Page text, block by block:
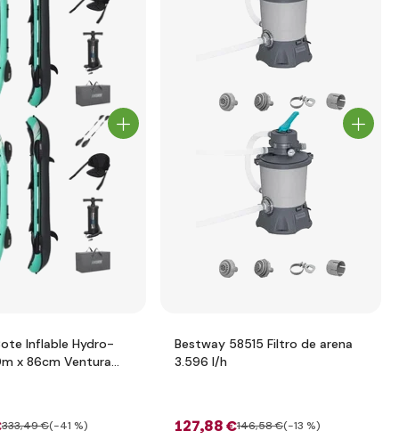
Inflable Hydro-
x 86cm Ventura
333,49 €(-41 %)
Bestway 58515 Filtro de arena
3.596 l/h
127,88 €146,58 €(-13 %)